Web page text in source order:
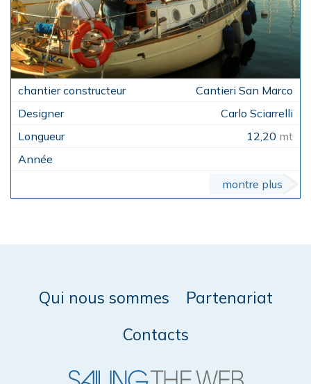
Cantieri San Marco
Carlo Sciarrelli
12,20 mt
montre plus
Qui nous sommes
Partenariat
Contacts